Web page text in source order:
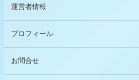
運営者情報
プロフィール
お問合せ